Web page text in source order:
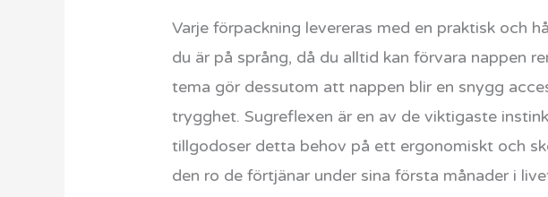
Varje förpackning levereras med en praktisk och
du är på språng, då du alltid kan förvara nappen
tema gör dessutom att nappen blir en snygg
trygghet. Sugreflexen är en av de viktigaste
tillgodoser detta behov på ett ergonomiskt och
den ro de förtjänar under sina första månader i